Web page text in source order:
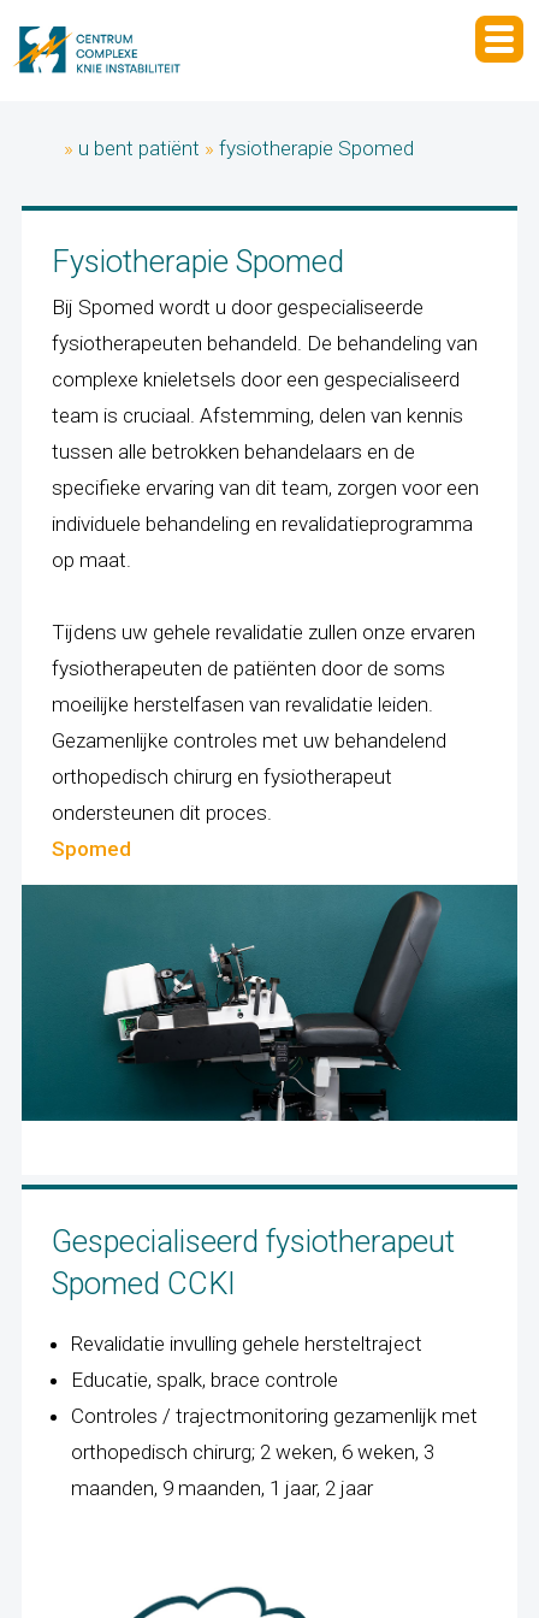
» u bent patiënt » fysiotherapie Spomed
Fysiotherapie Spomed
Bij Spomed wordt u door gespecialiseerde
fysiotherapeuten behandeld. De behandeling van
complexe knieletsels door een gespecialiseerd
team is cruciaal. Afstemming, delen van kennis
tussen alle betrokken behandelaars en de
specifieke ervaring van dit team, zorgen voor een
individuele behandeling en revalidatieprogramma
op maat.
Tijdens uw gehele revalidatie zullen onze ervaren
fysiotherapeuten de patiënten door de soms
moeilijke herstelfasen van revalidatie leiden.
Gezamenlijke controles met uw behandelend
orthopedisch chirurg en fysiotherapeut
ondersteunen dit proces.
Spomed
Gespecialiseerd fysiotherapeut
Spomed CCKI
Revalidatie invulling gehele hersteltraject
Educatie, spalk, brace controle
Controles / trajectmonitoring gezamenlijk met
orthopedisch chirurg; 2 weken, 6 weken, 3
maanden, 9 maanden, 1 jaar, 2 jaar